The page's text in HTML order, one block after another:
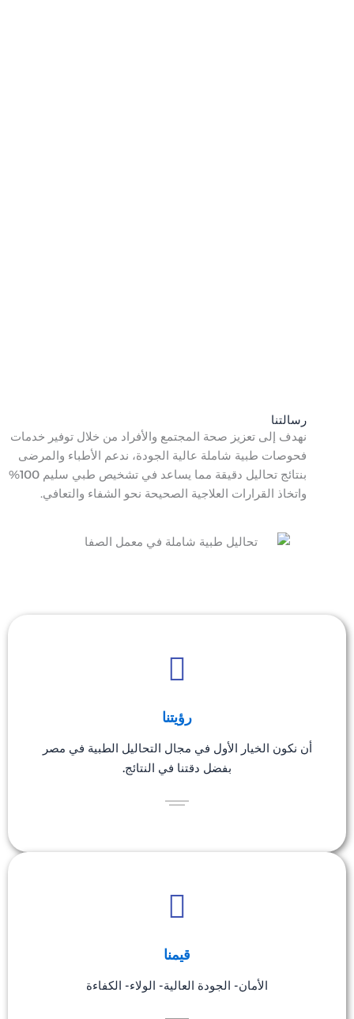
رسالتنا
نهدف إلى تعزيز صحة المجتمع والأفراد من خلال توفير خدمات
فحوصات طبية شاملة عالية الجودة، ندعم الأطباء والمرضى
بنتائج تحاليل دقيقة مما يساعد في تشخيص طبي سليم 100%
واتخاذ القرارات العلاجية الصحيحة نحو الشفاء والتعافي.
رؤيتنا
أن نكون الخيار الأول في مجال التحاليل الطبية في مصر
بفضل دقتنا في النتائج.
قيمنا
الأمان- الجودة العالية- الولاء- الكفاءة